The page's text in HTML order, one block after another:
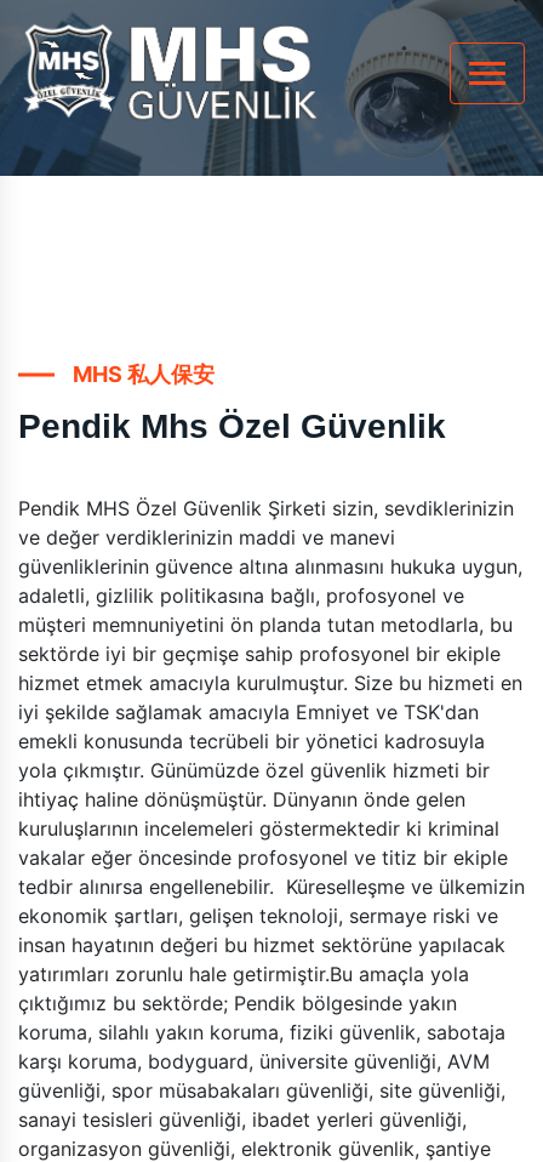
MHS 私人保安
Pendik Mhs Özel Güvenlik
Pendik MHS Özel Güvenlik Şirketi sizin, sevdiklerinizin
ve değer verdiklerinizin maddi ve manevi
güvenliklerinin güvence altına alınmasını hukuka uygun,
adaletli, gizlilik politikasına bağlı, profosyonel ve
müşteri memnuniyetini ön planda tutan metodlarla, bu
sektörde iyi bir geçmişe sahip profosyonel bir ekiple
hizmet etmek amacıyla kurulmuştur. Size bu hizmeti en
iyi şekilde sağlamak amacıyla Emniyet ve TSK'dan
emekli konusunda tecrübeli bir yönetici kadrosuyla
yola çıkmıştır. Günümüzde özel güvenlik hizmeti bir
ihtiyaç haline dönüşmüştür. Dünyanın önde gelen
kuruluşlarının incelemeleri göstermektedir ki kriminal
vakalar eğer öncesinde profosyonel ve titiz bir ekiple
tedbir alınırsa engellenebilir. Küreselleşme ve ülkemizin
ekonomik şartları, gelişen teknoloji, sermaye riski ve
insan hayatının değeri bu hizmet sektörüne yapılacak
yatırımları zorunlu hale getirmiştir.Bu amaçla yola
çıktığımız bu sektörde; Pendik bölgesinde yakın
koruma, silahlı yakın koruma, fiziki güvenlik, sabotaja
karşı koruma, bodyguard, üniversite güvenliği, AVM
güvenliği, spor müsabakaları güvenliği, site güvenliği,
sanayi tesisleri güvenliği, ibadet yerleri güvenliği,
organizasyon güvenliği, elektronik güvenlik, şantiye